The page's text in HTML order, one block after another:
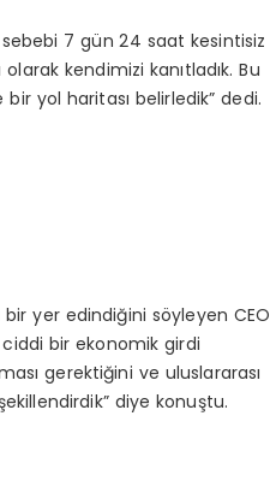
7 gün 24 saat kesintisiz
kendimizi kanıtladık. Bu
bir yol haritası belirledik” dedi.
yer edindiğini söyleyen CEO
bir ekonomik girdi
gerektiğini ve uluslararası
diye konuştu.